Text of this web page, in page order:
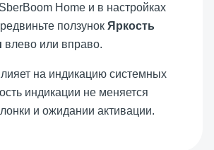
Home и в настройках
ползунок Яркость
влево или вправо.
на индикацию системных
индикации не меняется
и ожидании активации.